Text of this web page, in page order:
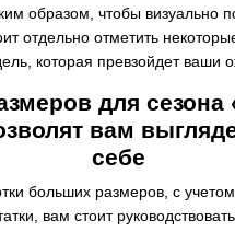
образом, чтобы визуально
отдельно отметить
которая превзойдет ваши
для
вам
себе
больших размеров, с
вам стоит